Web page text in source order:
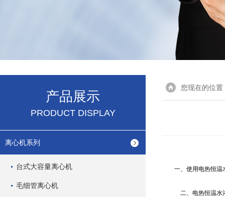
产品展示
PRODUCT DISPLAY
离心机系列
台式大容量离心机
毛细管离心机
您现在的位置
一、使用电热恒温
二、电热恒温水